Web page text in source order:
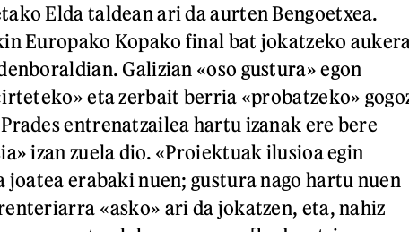
Elda taldean ari da aurten Bengoetxea.
Europako Kopako final bat jokatzeko
Galizian «oso gustura» egon
eta zerbait berria «probatzeko»
entrenatzailea hartu izanak ere bere
izan zuela dio. «Proiektuak ilusioa egin
joatea erabaki nuen; gustura nago hartu nuen
«asko» ari da jokatzen, eta, nahiz